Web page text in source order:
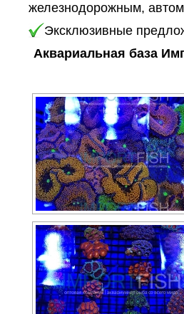
железнодорожным,
Эксклюзивные
Аквариальная база